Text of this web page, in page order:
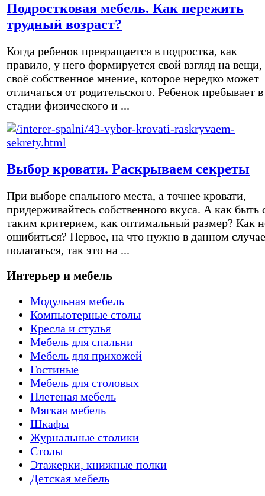
Подростковая мебель. Как пережить
трудный возраст?
Когда ребенок превращается в подростка, как
правило, у него формируется свой взгляд на вещи,
своё собственное мнение, которое нередко может
отличаться от родительского. Ребенок пребывает в
стадии физического и ...
Выбор кровати. Раскрываем секреты
При выборе спального места, а точнее кровати,
придерживайтесь собственного вкуса. А как быть
таким критерием, как оптимальный размер? Как
ошибиться? Первое, на что нужно в данном случае
полагаться, так это на ...
Интерьер и мебель
Модульная мебель
Компьютерные столы
Кресла и стулья
Мебель для спальни
Мебель для прихожей
Гостиные
Мебель для столовых
Плетеная мебель
Мягкая мебель
Шкафы
Журнальные столики
Столы
Этажерки, книжные полки
Детская мебель